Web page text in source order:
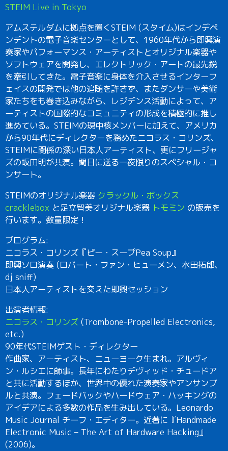
STEIM Live in Tokyo
アムステルダムに拠点を置くSTEIM (スタイム)はインデペ
ンデントの電子音楽センターとして、1960年代から即興演
奏家やパフォーマンス・アーティストとオリジナル楽器や
ソフトウェアを開発し、エレクトリック・アートの最先鋭
を牽引してきた。電子音楽に身体を介入させるインターフ
ェイスの開発では他の追随を許さず、またダンサーや美術
家たちをも巻き込みながら、レジデンス活動によって、ア
ーティストの国際的なコミュニティの形成を積極的に推し
進めている。STEIMの現中核メンバーに加えて、アメリカ
から90年代にディレクターを務めたニコラス・コリンズ、
STEIMに関係の深い日本人アーティスト、更にフリージャ
ズの坂田明が共演。閏日に送る一夜限りのスペシャル・コ
ンサート。
STEIMのオリジナル楽器 クラックル・ボックス
cracklebox と足立智美オリジナル楽器 トモミン の販売を
行います。数量限定！
プログラム:
ニコラス・コリンズ『ピー・スープPea Soup』
即興ソロ演奏 (ロバート・ファン・ヒューメン、水田拓郎、
dj sniff)
日本人アーティストを交えた即興セッション
出演者情報:
ニコラス・コリンズ(Trombone-Propelled Electronics,
etc.)
90年代STEIMゲスト・ディレクター
作曲家、アーティスト、ニューヨーク生まれ。アルヴィ
ン・ルシエに師事。長年にわたりデヴィッド・チュードア
と共に活動するほか、世界中の優れた演奏家やアンサンブ
ルと共演。フェードバックやハードウェア・ハッキングの
アイデアによる多数の作品を生み出している。Leonardo
Music Journal チーフ・エディター。近著に『Handmade
Electronic Music – The Art of Hardware Hacking』
(2006)。